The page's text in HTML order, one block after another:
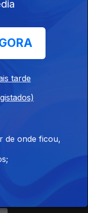
tarde
de onde ficou,